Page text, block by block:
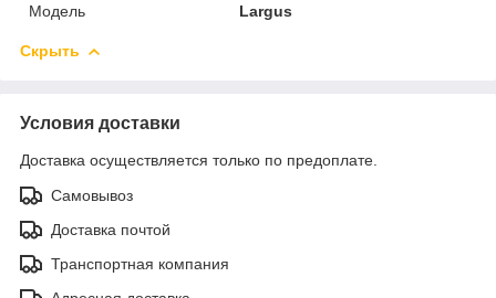
Модель
Largus
Скрыть
Условия доставки
Доставка осуществляется только по предоплате.
Самовывоз
Доставка почтой
Транспортная компания